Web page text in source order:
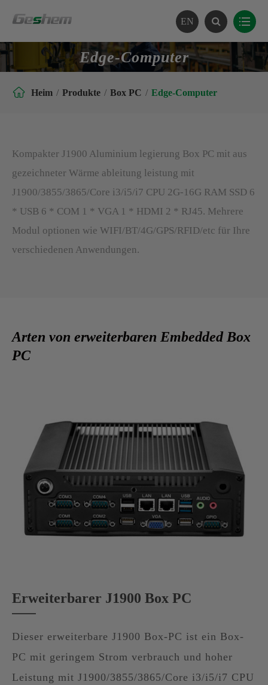
EN
Edge-Computer
 Heim Produkte Box PC Edge-Computer
Kompakter J1900 Aluminium legierung Box PC mit aus
gezeichneter Wärme ableitung leistung mit
J1900/3855/3865/Core i3/i5/i7 CPU 2G-16G RAM SSD 6
* USB 6 * COM 1 * VGA 1 * HDMI 2 * RJ45. Mehrere
Modul optionen wie WIFI/BT/4G/GPS/RFID/etc für Ihre
verschiedenen Anwendungen.
Arten von erweiterbaren Embedded Box
PC
Erweiterbarer J1900 Box PC
Dieser erweiterbare J1900 Box-PC ist ein Box-
PC mit geringem Strom verbrauch und hoher
Leistung mit J1900/3855/3865/Core i3/i5/i7 CPU